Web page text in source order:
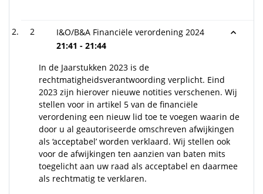
2
I&O/B&A Financiële verordening 2024
21:41 - 21:44
In de Jaarstukken 2023 is de
rechtmatigheidsverantwoording verplicht. Eind
2023 zijn hierover nieuwe notities verschenen. Wij
stellen voor in artikel 5 van de financiële
verordening een nieuw lid toe te voegen waarin de
door u al geautoriseerde omschreven afwijkingen
als ‘acceptabel’ worden verklaard. Wij stellen ook
voor de afwijkingen ten aanzien van baten mits
toegelicht aan uw raad als acceptabel en daarmee
als rechtmatig te verklaren.